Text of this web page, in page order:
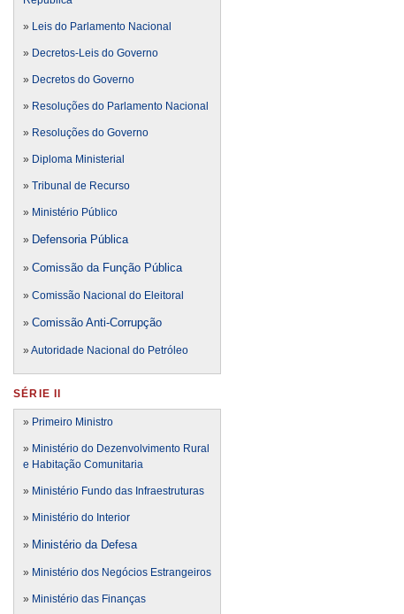
» Leis do Parlamento Nacional
» Decretos-Leis do Governo
» Decretos do Governo
» Resoluções do Parlamento Nacional
» Resoluções do Governo
» Diploma Ministerial
» Tribunal de Recurso
» Ministério Público
» Defensoria Pública
» Comissão da Função Pública
» Comissão Nacional do Eleitoral
» Comissão Anti-Corrupção
» Autoridade Nacional do Petróleo
SÉRIE II
» Primeiro Ministro
» Ministério do Dezenvolvimento Rural
e Habitação Comunitaria
» Ministério Fundo das Infraestruturas
» Ministério do Interior
» Ministério da Defesa
» Ministério dos Negócios Estrangeiros
» Ministério das Finanças